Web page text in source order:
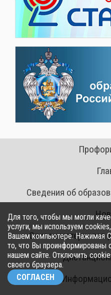
Сведения об
Список материалов
Для того, чтобы мы могли
услуги, мы используем
Вашем компьютере. Нажимая
то, что Вы проинформированы
нашем сайте. Отключить
своего браузера.
СОГЛАСЕН